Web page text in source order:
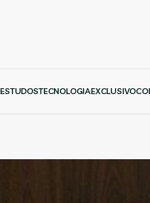
ESTUDOSTECNOLOGIAEXCLUSIVO